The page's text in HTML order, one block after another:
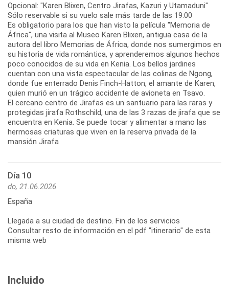
Opcional: "Karen Blixen, Centro Jirafas, Kazuri y Utamaduni"
Sólo reservable si su vuelo sale más tarde de las 19:00
Es obligatorio para los que han visto la película "Memoria de
África", una visita al Museo Karen Blixen, antigua casa de la
autora del libro Memorias de África, donde nos sumergimos en
su historia de vida romántica, y aprenderemos algunos hechos
poco conocidos de su vida en Kenia. Los bellos jardines
cuentan con una vista espectacular de las colinas de Ngong,
donde fue enterrado Denis Finch-Hatton, el amante de Karen,
quien murió en un trágico accidente de avioneta en Tsavo.
El cercano centro de Jirafas es un santuario para las raras y
protegidas jirafa Rothschild, una de las 3 razas de jirafa que se
encuentra en Kenia. Se puede tocar y alimentar a mano las
hermosas criaturas que viven en la reserva privada de la
mansión Jirafa
Día 10
do, 21.06.2026
España
Llegada a su ciudad de destino. Fin de los servicios
Consultar resto de información en el pdf "itinerario" de esta
misma web
Incluido